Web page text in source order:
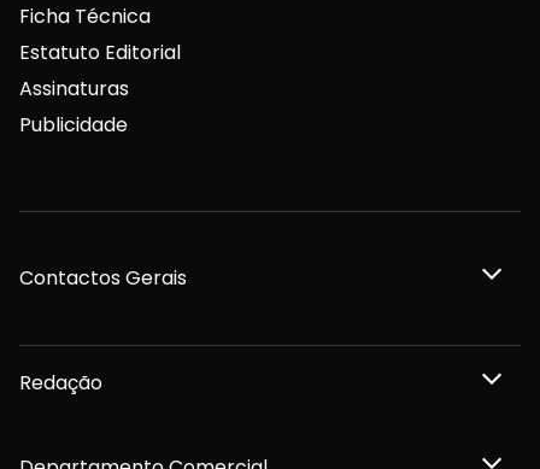
Ficha Técnica
Estatuto Editorial
Assinaturas
Publicidade
Contactos Gerais
Redação